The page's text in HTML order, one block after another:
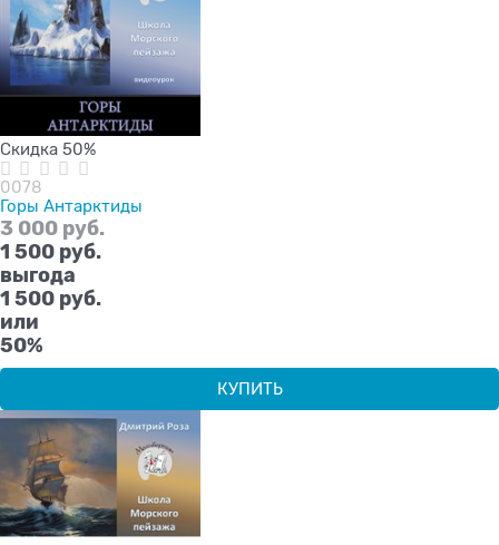
Скидка 50%
0078
Горы Антарктиды
3 000 руб.
1 500 руб.
выгода
1 500 руб.
или
50%
КУПИТЬ